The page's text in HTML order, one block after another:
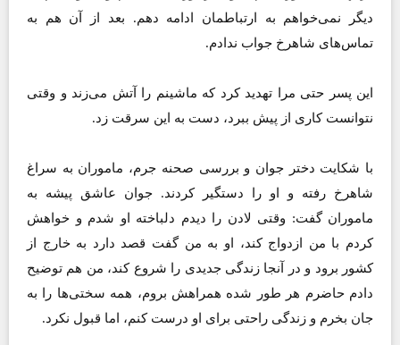
دیگر نمی‌‌خواهم به ارتباطمان ادامه دهم. بعد از آن هم به
تماس‌های شاهرخ جواب ندادم.
این پسر حتی مرا تهدید کرد که ماشینم را آتش می‌زند و وقتی
نتوانست کاری از پیش ببرد، دست به این سرقت زد.
با شکایت دختر جوان و بررسی صحنه جرم، ماموران به سراغ
شاهرخ رفته و او را دستگیر کردند. جوان عاشق پیشه به
ماموران گفت: وقتی لادن را دیدم دلباخته او شدم و خواهش
کردم با من ازدواج کند، او به من گفت قصد دارد به خارج از
کشور برود و در آنجا زندگی جدیدی را شروع کند، من هم توضیح
دادم حاضرم هر طور شده همراهش بروم، همه سختی‌ها را به
جان بخرم و زندگی راحتی برای او درست کنم، اما قبول نکرد.